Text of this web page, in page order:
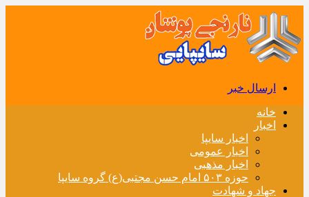
ارسال خبر
خانه
اخبار
اخبار سایپا
اخبار عمومی
اخبار مذهبی
حوزه ۵۰۳ امام حسن مجتبی(ع) گروه سایپا
جهاد و شهادت